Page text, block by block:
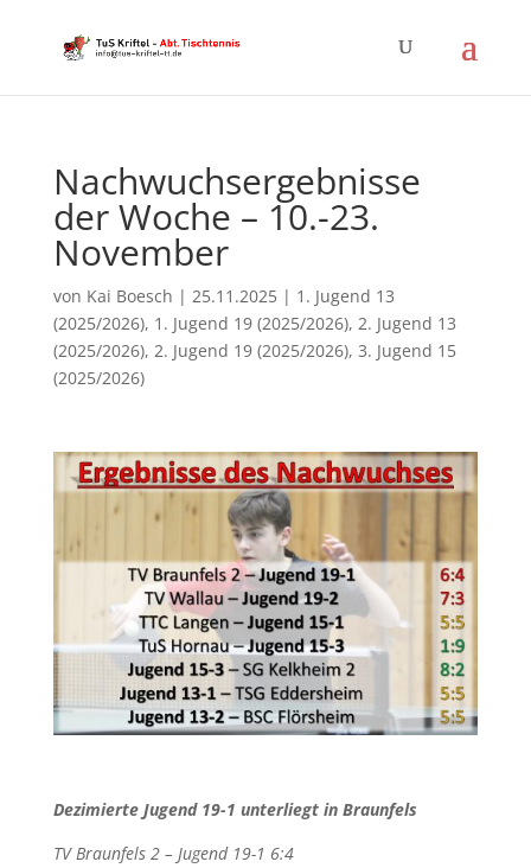
Nachwuchsergebnisse
der Woche – 10.-23.
November
von Kai Boesch | 25.11.2025| 1. Jugend 13
(2025/2026), 1. Jugend 19 (2025/2026), 2. Jugend 13
(2025/2026), 2. Jugend 19 (2025/2026), 3. Jugend 15
(2025/2026)
Dezimierte Jugend 19-1 unterliegt in Braunfels
TV Braunfels 2 – Jugend 19-1 6:4